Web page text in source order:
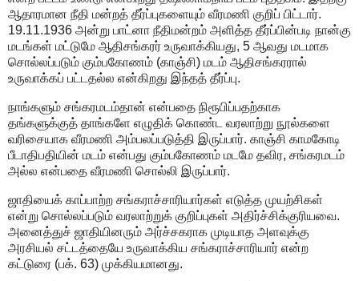
ஆதாரமான நீதி மன்றத் தீர்ப்புகளையும் வீரமணி குறிப் பிட்டார்.
19.11.1936 அன்று பாட்னா நீதிமன்றம் அளித்த தீர்ப்பின்படி நான்கு
மடங்கள் மட்டுமே ஆதிசங்கரர் உருவாக்கியது, 5 ஆவது மடமாக
சொல்லப்படும் கும்பகோணம் (காஞ்சி) மடம் ஆதிசங்கரரால்
உருவாக்கப் பட்டதல்ல என்கிறது இந்தத் தீர்ப்பு.
நாங்களும் சங்கரமடம்தான் என்பதை நிரூபிப்பதற்காக
தங்களுக்குத் தாங்களே எழுதிக் கொண்ட வரலாற்று நூல்களை
வரிசையாக வீரமணி அம்பலப்படுத்தி இருப்பார். காஞ்சி காமகோடி
பீடாதிபதியின் மடம் என்பது கும்பகோணம் மடமே தவிர, சங்கரமடம்
அல்ல என்பதை வீரமணி சொல்லி இருப்பார்.
ஜாதியைக் காப்பாற்ற சங்கராச்சாரியார்கள் எடுத்த முயற்சிகள்
என்று சொல்லப்படும் வரலாற்றுக் குறிப்புகள் அதிர்ச்சிக்குரியவை.
அனைத்துச் ஜாதியினரும் அர்ச்சகராக முடியாத அளவுக்கு
அரசியல் சட்டத்தையே உருவாக்கிய சங்கராச்சாரியார் என்ற
கட்டுரை (பக். 63) முக்கியமானது.